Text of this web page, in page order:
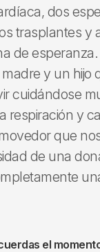
dos
trasplantes y
de esperanza.
y un hijo
cuidándose
respiración y
que
de una
el